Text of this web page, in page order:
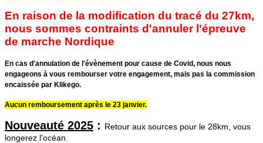
En raison de la modification du tracé du 27km,
nous sommes contraints d'annuler l'épreuve
de marche Nordique
En cas d'annulation de l'évènement pour cause de Covid, nous nous
engageons à vous rembourser votre engagement, mais pas la commission
encaissée par Klikego.
Aucun remboursement après le 23 janvier.
Nouveauté 2025 : Retour aux sources pour le 28km, vous
longerez l'océan.